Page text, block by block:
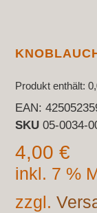
Produkt enthält:
EAN:
SKU05-0034-
4,00€
inkl. 7 %
zzgl.